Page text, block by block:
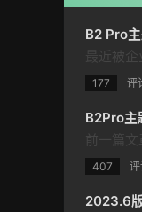
B2 Pro
177 评
B2Pro主
407
2023.6